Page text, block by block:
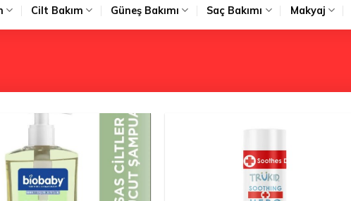
Cilt Bakım Güneş Bakımı Saç Bakımı Makyaj